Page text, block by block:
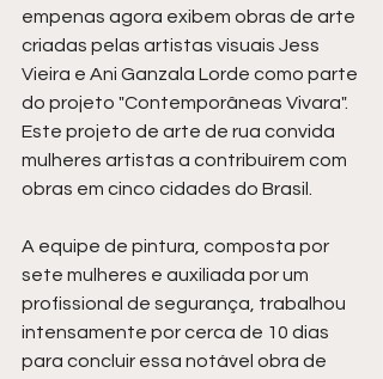
empenas agora exibem obras de arte
criadas pelas artistas visuais Jess
Vieira e Ani Ganzala Lorde como parte
do projeto "Contemporâneas Vivara".
Este projeto de arte de rua convida
mulheres artistas a contribuírem com
obras em cinco cidades do Brasil.
A equipe de pintura, composta por
sete mulheres e auxiliada por um
profissional de segurança, trabalhou
intensamente por cerca de 10 dias
para concluir essa notável obra de